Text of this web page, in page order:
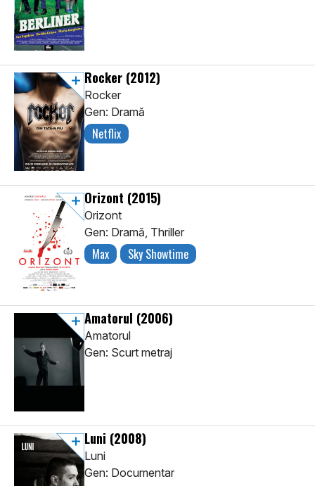
Rocker (2012)
Rocker
Gen: Dramă
Netflix
Orizont (2015)
Orizont
Gen: Dramă, Thriller
Max Sky Showtime
Amatorul (2006)
Amatorul
Gen: Scurt metraj
Luni (2008)
Luni
Gen: Documentar